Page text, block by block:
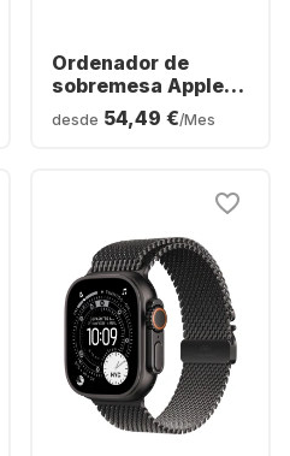
Ordenador de
sobremesa Apple
Mac mini -
Procesador M4 de
512 GB - CPU con
10 núcleos
desde 54,49 €/Mes